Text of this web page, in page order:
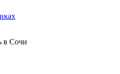
в Сочи